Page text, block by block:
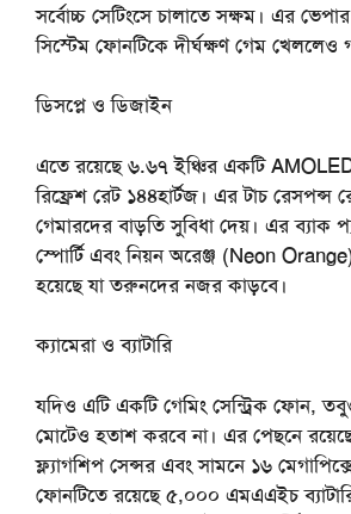
সর্বোচ্চ সেটিংসে চালাতে সক্ষম। এর ভেপার
সিস্টেম ফোনটিকে দীর্ঘক্ষণ গেম খেললেও
ডিসপ্লে ও ডিজাইন
এতে রয়েছে ৬.৬৭ ইঞ্চির একটি AMOLED
রিফ্রেশ রেট ১৪৪হার্টজ। এর টাচ রেসপন্স
গেমারদের বাড়তি সুবিধা দেয়। এর ব্যাক
স্পোর্টি এবং নিয়ন অরেঞ্জ (Neon
হয়েছে যা তরুনদের নজর কাড়বে।
ক্যামেরা ও ব্যাটারি
যদিও এটি একটি গেমিং সেন্ট্রিক ফোন,
মোটেও হতাশ করবে না। এর পেছনে
ফ্ল্যাগশিপ সেন্সর এবং সামনে ১৬
ফোনটিতে রয়েছে ৫,০০০ এমএএইচ